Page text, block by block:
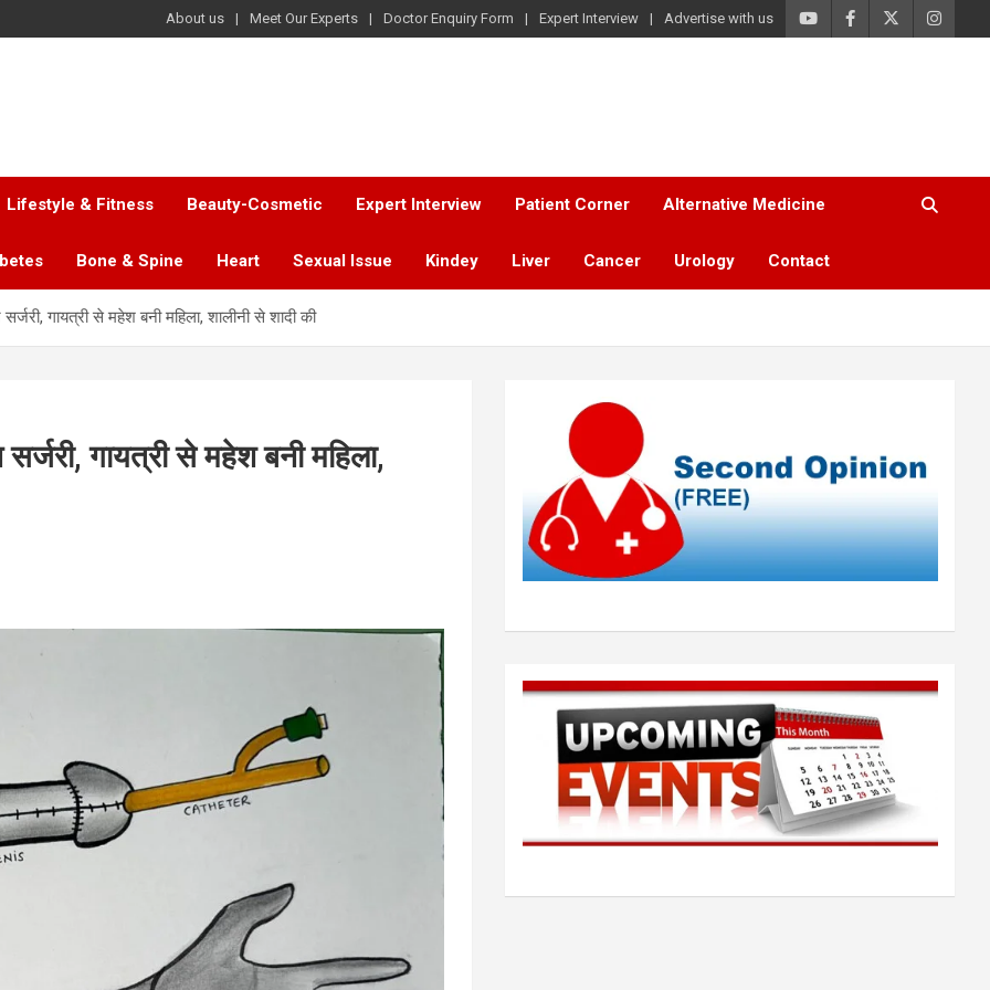
About us Meet Our Experts Doctor Enquiry Form Expert Interview Advertise with us
Lifestyle & Fitness Beauty-Cosmetic Expert Interview Patient Corner Alternative Medicine
Bone & Spine Heart Sexual Issue Kindey Liver Cancer Urology Contact
गायत्री से महेश बनी महिला, शालीनी से शादी की
गायत्री से महेश बनी महिला,